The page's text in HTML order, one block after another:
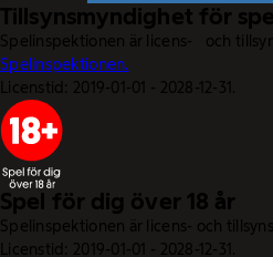
Tillsynsmyndighet för
Spelinspektionen är licens- och
Spelinspektionen.
Licenstid: 2019-01-01 - 2028-12-31.
Spel för dig över 18 år
Spelinspektionen är licens- och
Licenstid: 2019-01-01 - 2028-12-31.